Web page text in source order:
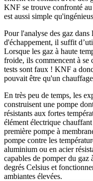
KNF se trouve confronté au
est aussi simple
Pour l'analyse des gaz dans
d'échappement, il suffit
Lorsque les gaz à haute
froide, ils commencent à se
tests sont faux ! KNF a
pouvait être qu'un
En très peu de temps, les
construisent une pompe
résistants aux fortes
élément électrique
première pompe à
pompe contre les
aluminium ou en acier
capables de pomper du gaz
degrés Celsius et
ambiantes élevées.